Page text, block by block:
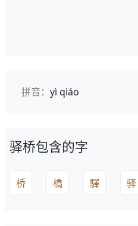
拼音： yì qiáo
驿桥包含的字
桥 橋 驛 驿